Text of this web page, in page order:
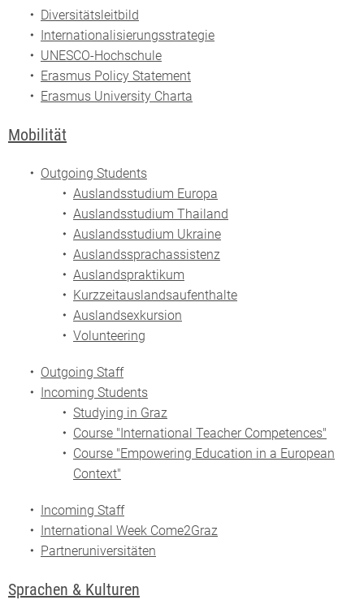
Diversitätsleitbild
Internationalisierungsstrategie
UNESCO-Hochschule
Erasmus Policy Statement
Erasmus University Charta
Mobilität
Outgoing Students
Auslandsstudium Europa
Auslandsstudium Thailand
Auslandsstudium Ukraine
Auslandssprachassistenz
Auslandspraktikum
Kurzzeitauslandsaufenthalte
Auslandsexkursion
Volunteering
Outgoing Staff
Incoming Students
Studying in Graz
Course "International Teacher Competences"
Course "Empowering Education in a European
Context"
Incoming Staff
International Week Come2Graz
Partneruniversitäten
Sprachen & Kulturen